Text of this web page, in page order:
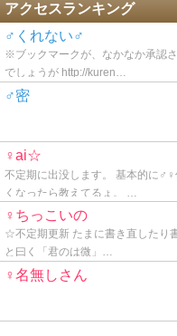
アクセスランキング
♂くれない♂
※ブックマークが、なかなか承認
でしょうが http://kuren…
♂密
♀ai☆
不定期に出没します。 基本的に
くなったら教えてるょ。 …
♀ちっこいの
☆不定期更新 たまに書き直したり
と曰く「君のは微」…
♀名無しさん